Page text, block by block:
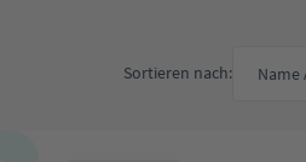
Sortieren nach: